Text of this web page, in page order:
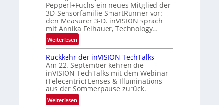
-
B
-
R
u
d
e
n
a
l
N
e
w
s
‘
Pepperl+Fuchs ein neues Mitglied der
3D-Sensorfamilie SmartRunner vor:
den Measurer 3-D. inVISION sprach
mit Annika Felhauer, Technology…
Weiterlesen:
U
n
b
e
g
r
Rückkehr der inVISION TechTalks
Am 22. September kehren die
inVISION TechTalks mit dem Webinar
(Telecentric) Lenses & Illuminations
aus der Sommerpause zurück.
Weiterlesen: